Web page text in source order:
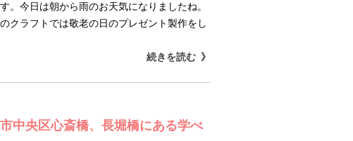
今日は朝から雨のお天気になりましたね。
クラフトでは敬老の日のプレゼント製作をし
続きを読む
中央区心斎橋、長堀橋にある学べ